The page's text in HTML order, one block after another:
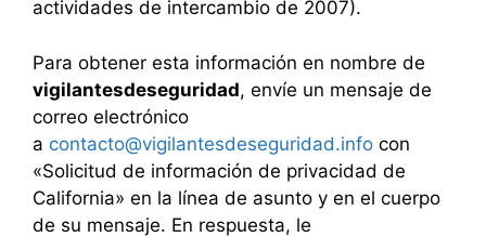
actividades de intercambio de 2007).
Para obtener esta información en nombre de
vigilantesdeseguridad, envíe un mensaje de
correo electrónico
a contacto@vigilantesdeseguridad.info con
«Solicitud de información de privacidad de
California» en la línea de asunto y en el cuerpo
de su mensaje. En respuesta, le